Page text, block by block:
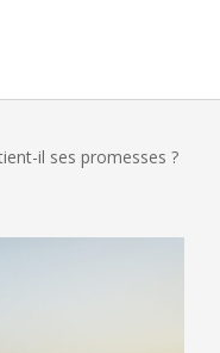
promesses ?